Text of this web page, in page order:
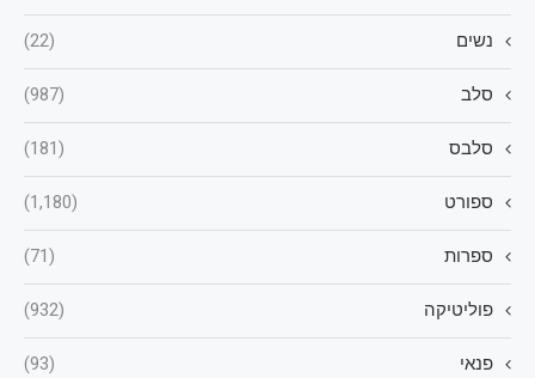
נשים (22)
סלב (987)
סלבס (181)
ספורט (1,180)
ספרות (71)
פוליטיקה (932)
פנאי (93)